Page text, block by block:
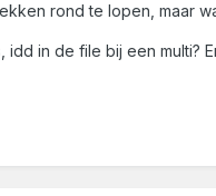
rond te lopen, maar
in de file bij een multi?